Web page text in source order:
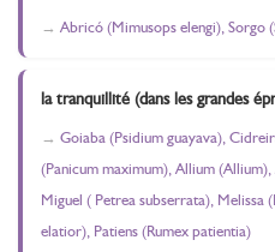
Abricó (Mimusops elengi), Sorgo
la tranquillité (dans les grandes
Goiaba (Psidium guayava),
(Panicum maximum), Allium
Miguel ( Petrea subserrata), Melissa
elatior), Patiens (Rumex patientia)